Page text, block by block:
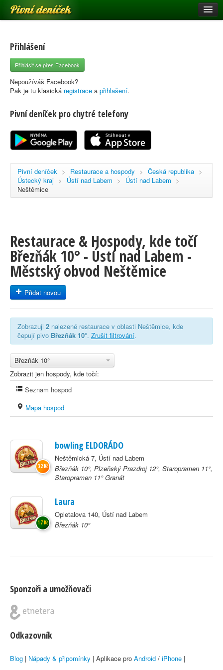
Pivní deníček
Pivní mapa
Pivní značky
Nápověda
Registrace
Přihlášení
Přihlásit se přes Facebook
Nepoužíváš Facebook?
Pak je tu klasická registrace a přihlašení.
Pivní deníček pro chytré telefony
Pivní deníček > Restaurace a hospody > Česká republika >
Ústecký kraj > Ústí nad Labem > Ústí nad Labem >
Neštěmice
Restaurace & Hospody, kde točí
Březňák 10° - Ústí nad Labem -
Městský obvod Neštěmice
Přidat novou
Zobrazuji 2 nalezené restaurace v oblasti Neštěmice, kde
čepují pivo Březňák 10°. Zrušit filtrování.
Březňák 10°
Zobrazit jen hospody, kde točí:
Seznam hospod
Mapa hospod
bowling ELDORÁDO
Neštěmická 7, Ústí nad Labem
Březňák 10°, Plzeňský Prazdroj 12°, Staropramen 11°,
Staropramen 11° Granát
32 Kč
Laura
Opletalova 140, Ústí nad Labem
Březňák 10°
17 Kč
Sponzoři a umožňovači
Odkazovník
Blog | Nápady & připomínky | Aplikace pro Android / iPhone |